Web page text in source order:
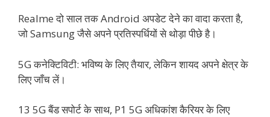
Realme दो साल तक Android अपडेट देने का वादा करता है,
जो Samsung जैसे अपने प्रतिस्पर्धियों से थोड़ा पीछे है।
5G कनेक्टिविटी: भविष्य के लिए तैयार, लेकिन शायद अपने क्षेत्र के
लिए जाँच लें।
13 5G बैंड सपोर्ट के साथ, P1 5G अधिकांश कैरियर के लिए